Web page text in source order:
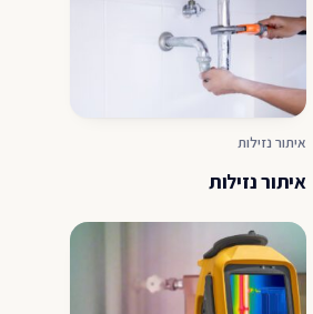
איתור נזילות
איתור נזילות